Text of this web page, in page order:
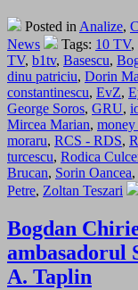
Posted in Analize,
News
Tags: 10 TV,
TV, b1tv, Basescu,
dinu patriciu, Dorin
constantinescu, EvZ,
George Soros, GRU,
Mircea Marian, money
moraru, RCS - RDS,
turcescu, Rodica
Brucan, Sorin Oancea,
Petre, Zoltan Teszari
Bogdan
ambasadorul
A. Taplin